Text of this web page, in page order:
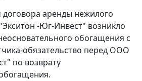
аренды нежилого
-Юг-Инвест" возникло
обогащения с
обязательство перед ООО
по возврату